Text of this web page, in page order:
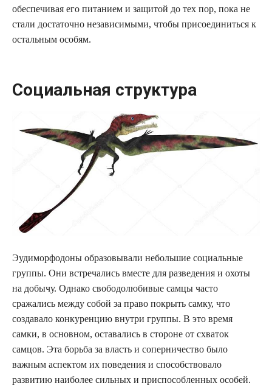
обеспечивая его питанием и защитой до тех пор, пока не
стали достаточно независимыми, чтобы присоединиться к
остальным особям.
Социальная структура
Эудиморфодоны образовывали небольшие социальные
группы. Они встречались вместе для разведения и охоты
на добычу. Однако свободолюбивые самцы часто
сражались между собой за право покрыть самку, что
создавало конкуренцию внутри группы. В это время
самки, в основном, оставались в стороне от схваток
самцов. Эта борьба за власть и соперничество было
важным аспектом их поведения и способствовало
развитию наиболее сильных и приспособленных особей.